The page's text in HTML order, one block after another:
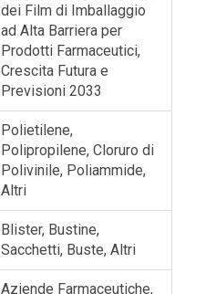
dei Film di Imballaggio
ad Alta Barriera per
Prodotti Farmaceutici,
Crescita Futura e
Previsioni 2033
Polietilene,
Polipropilene, Cloruro di
Polivinile, Poliammide,
Altri
Blister, Bustine,
Sacchetti, Buste, Altri
Aziende Farmaceutiche,